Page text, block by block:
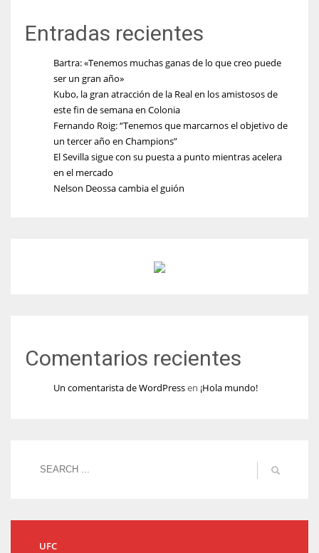
Entradas recientes
Bartra: «Tenemos muchas ganas de lo que creo puede
ser un gran año»
Kubo, la gran atracción de la Real en los amistosos de
este fin de semana en Colonia
Fernando Roig: “Tenemos que marcarnos el objetivo de
un tercer año en Champions”
El Sevilla sigue con su puesta a punto mientras acelera
en el mercado
Nelson Deossa cambia el guión
Comentarios recientes
Un comentarista de WordPressen ¡Hola mundo!
UFC